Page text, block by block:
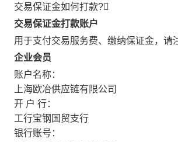
交易保证金如何打款?
交易保证金打款账户
用于支付交易服务费、缴纳保证金，请
企业会员
账户名称：
上海欧冶供应链有限公司
开 户 行：
工行宝钢国贸支行
银行账号：